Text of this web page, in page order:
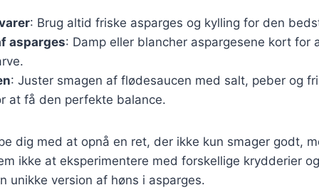
: Brug altid friske asparges og kylling for den
asparges: Damp eller blancher aspargesene kort for
: Juster smagen af flødesaucen med salt, peber og
at få den perfekte balance.
dig med at opnå en ret, der ikke kun smager godt,
ikke at eksperimentere med forskellige krydderier
unikke version af høns i asparges.